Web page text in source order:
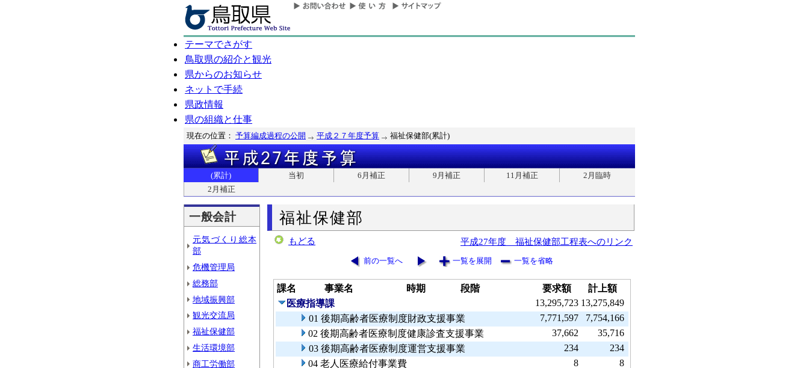
テーマでさがす
鳥取県の紹介と観光
県からのお知らせ
ネットで手続
県政情報
県の組織と仕事
現在の位置： 予算編成過程の公開 平成２７年度予算 福祉保健部(累計)
(累計) 当初 6月補正 9月補正 11月補正
2月臨時
2月補正
一般会計
元気づくり総本
部
危機管理局
総務部
地域振興部
観光交流局
福祉保健部
生活環境部
商工労働部
福祉保健部
もどる 平成27年度 福祉保健部工程表へのリンク
前の一覧へ 一覧を展開 一覧を省略
課名 事業名 時期 段階 要求額
計上額
医療指導課
13,295,723 13,275,849
01 後期高齢者医療制度財政支援事業
7,771,597
7,754,166
02 後期高齢者医療制度健康診査支援事業
37,662
35,716
03 後期高齢者医療制度運営支援事業
234
234
04 老人医療給付事業費
8
8